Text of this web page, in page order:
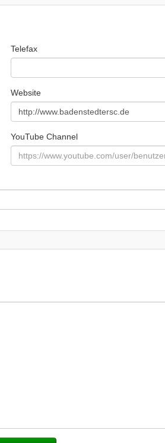
Telefax
Website
YouTube Channel